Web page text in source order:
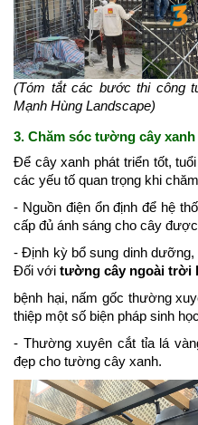
(Tóm tắt các bước thi công
Mạnh Hùng Landscape)
3. Chăm sóc tường cây xanh
Để cây xanh phát triển tốt,
các yếu tố quan trọng khi
- Nguồn điện ổn định để hệ
cấp đủ ánh sáng cho cây
- Định kỳ bổ sung dinh
Đối với tường cây ngoài trời
bệnh hại, nấm gốc thường
thiệp một số biện pháp sinh
- Thường xuyên cắt tỉa lá
đẹp cho tường cây xanh.